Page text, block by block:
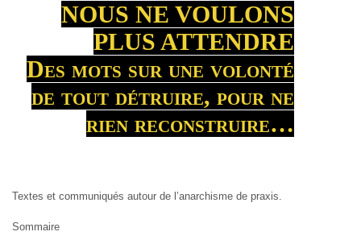
NOUS NE VOULONS
PLUS ATTENDRE
Des mots sur une volonté
de tout détruire, pour ne
rien reconstruire…
Textes et communiqués autour de l’anarchisme de praxis.
Sommaire